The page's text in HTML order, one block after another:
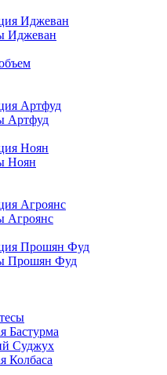
Иджеван
Иджеван
Артфуд
Артфуд
Ноян
Ноян
Агроянс
Агроянс
Прошян Фуд
Прошян Фуд
Бастурма
Суджух
Колбаса